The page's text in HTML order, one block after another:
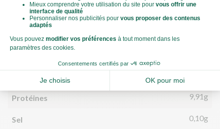
dont acides gras saturés 2,09g
Protéines 9,91g
Sel 0,10g